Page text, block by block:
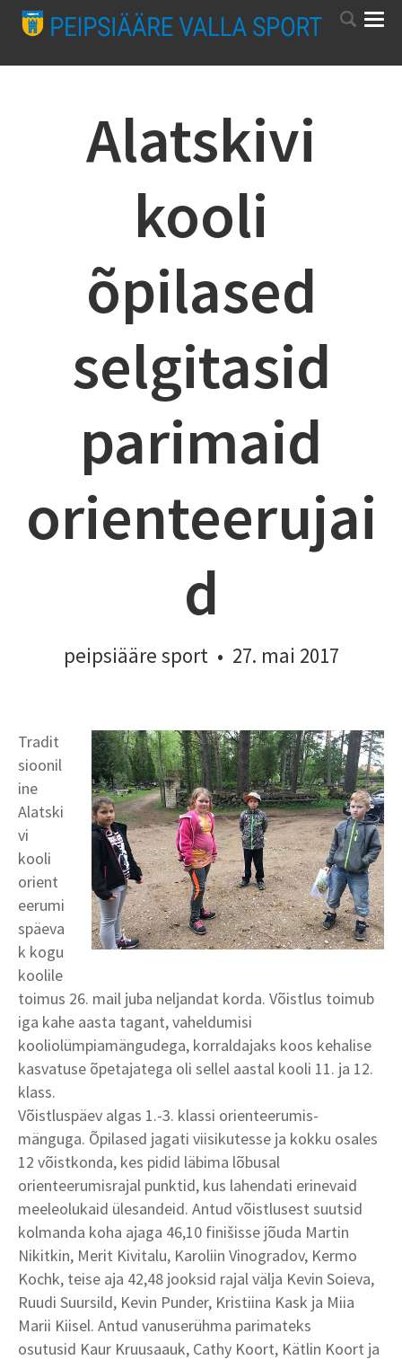
Alatskivi
kooli
õpilased
selgitasid
parimaid
orienteerujai
d
peipsiääre sport • 27. mai 2017
Tradit
sioonil
ine
Alatski
vi
kooli
orient
eerumi
späeva
k kogu
koolile
toimus 26. mail juba neljandat korda. Võistlus toimub
iga kahe aasta tagant, vaheldumisi
kooliolümpiamängudega, korraldajaks koos kehalise
kasvatuse õpetajatega oli sellel aastal kooli 11. ja 12.
klass.
Võistluspäev algas 1.-3. klassi orienteerumis-
mänguga. Õpilased jagati viisikutesse ja kokku osales
12 võistkonda, kes pidid läbima lõbusal
orienteerumisrajal punktid, kus lahendati erinevaid
meeleolukaid ülesandeid. Antud võistlusest suutsid
kolmanda koha ajaga 46,10 finišisse jõuda Martin
Nikitkin, Merit Kivitalu, Karoliin Vinogradov, Kermo
Kochk, teise aja 42,48 jooksid rajal välja Kevin Soieva,
Ruudi Suursild, Kevin Punder, Kristiina Kask ja Miia
Marii Kiisel. Antud vanuserühma parimateks
osutusid Kaur Kruusaauk, Cathy Koort, Kätlin Koort ja